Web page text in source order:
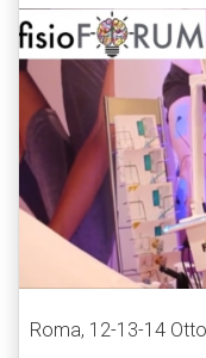
Roma, 12-13-14